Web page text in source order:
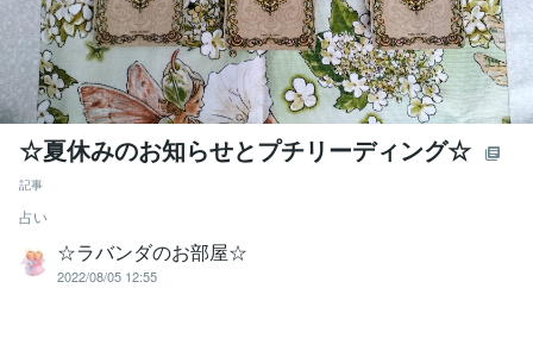
☆夏休みのお知らせとプチリーディング☆
記事
占い
☆ラバンダのお部屋☆
2022/08/05 12:55